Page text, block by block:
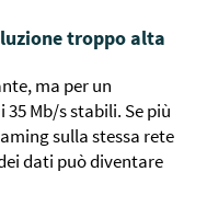
troppo alta
ma per un
Mb/s stabili. Se più
sulla stessa rete
dati può diventare